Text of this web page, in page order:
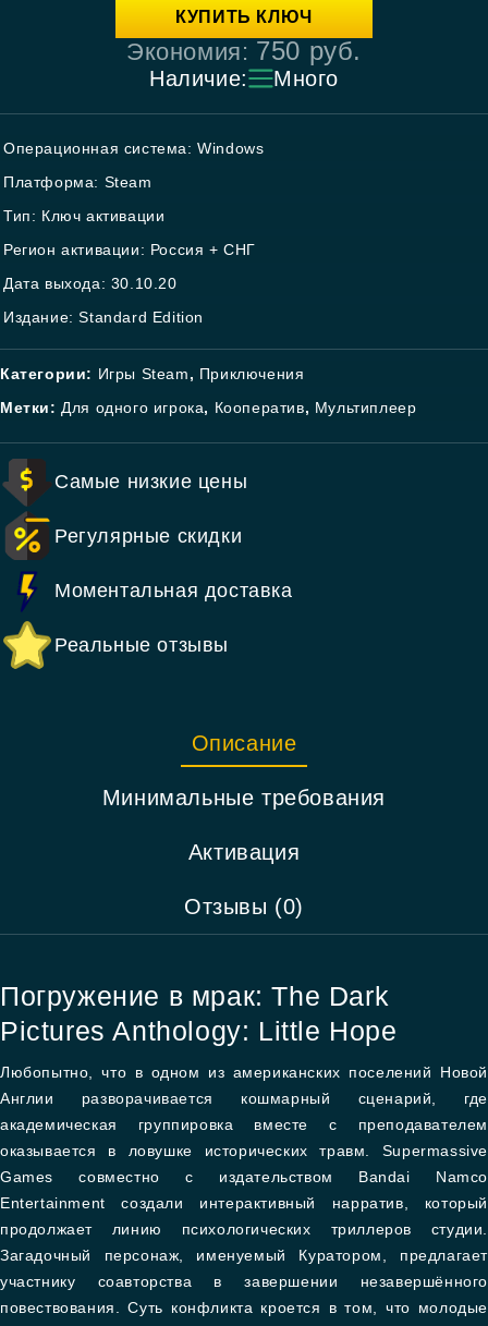
КУПИТЬ КЛЮЧ
Экономия: 750 руб.
Наличие: Много
Операционная система: Windows
Платформа: Steam
Тип: Ключ активации
Регион активации: Россия + СНГ
Дата выхода: 30.10.20
Издание: Standard Edition
Категории: Игры Steam, Приключения
Метки: Для одного игрока, Кооператив, Мультиплеер
Самые низкие цены
Регулярные скидки
Моментальная доставка
Реальные отзывы
Описание
Минимальные требования
Активация
Отзывы (0)
Погружение в мрак: The Dark
Pictures Anthology: Little Hope
Любопытно, что в одном из американских поселений Новой
Англии разворачивается кошмарный сценарий, где
академическая группировка вместе с преподавателем
оказывается в ловушке исторических травм. Supermassive
Games совместно с издательством Bandai Namco
Entertainment создали интерактивный нарратив, который
продолжает линию психологических триллеров студии.
Загадочный персонаж, именуемый Куратором, предлагает
участнику соавторства в завершении незавершённого
повествования. Суть конфликта кроется в том, что молодые